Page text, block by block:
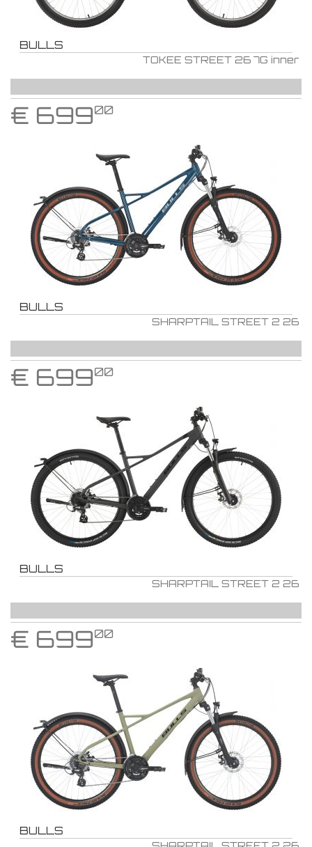
BULLS
TOKEE STREET 26 7G inner
€ 69900
BULLS
SHARPTAIL STREET 2 26
€ 69900
BULLS
SHARPTAIL STREET 2 26
€ 69900
BULLS